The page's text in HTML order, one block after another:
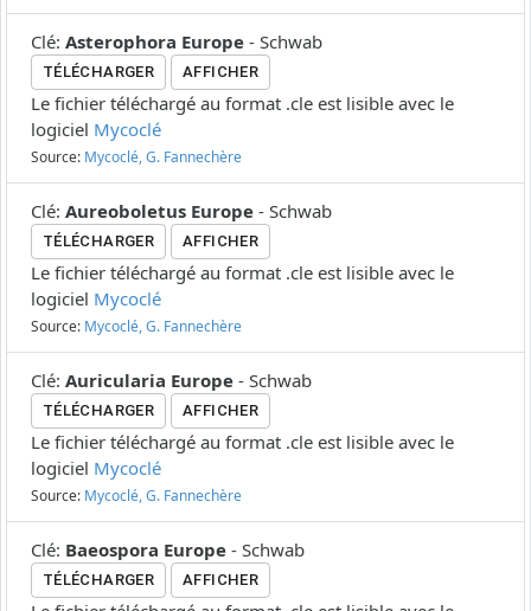
Clé: Asterophora Europe - Schwab
TÉLÉCHARGER AFFICHER
Le fichier téléchargé au format .cle est lisible avec le
logiciel Mycoclé
Source: Mycoclé, G. Fannechère
Clé: Aureoboletus Europe - Schwab
TÉLÉCHARGER AFFICHER
Le fichier téléchargé au format .cle est lisible avec le
logiciel Mycoclé
Source: Mycoclé, G. Fannechère
Clé: Auricularia Europe - Schwab
TÉLÉCHARGER AFFICHER
Le fichier téléchargé au format .cle est lisible avec le
logiciel Mycoclé
Source: Mycoclé, G. Fannechère
Clé: Baeospora Europe - Schwab
TÉLÉCHARGER AFFICHER